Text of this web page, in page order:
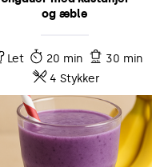
og æble
Let 20 min
30 min
4 Stykker